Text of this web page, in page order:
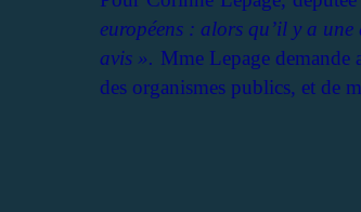
européens : alors qu’il y a
avis ». Mme Lepage demande
des organismes publics, et de